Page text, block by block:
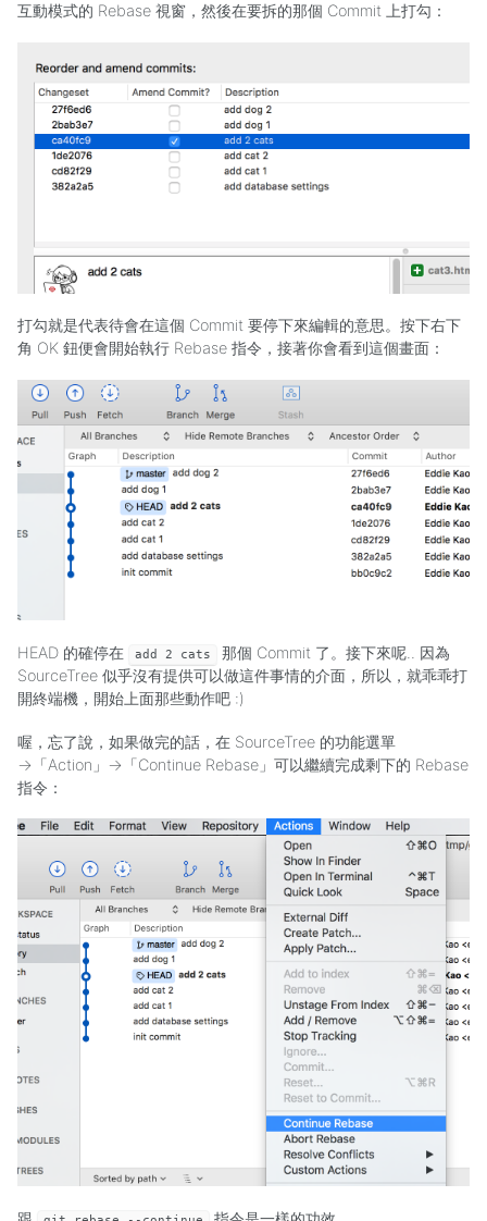
互動模式的 Rebase 視窗，然後在要拆的那個 Commit 上打勾：
打勾就是代表待會在這個 Commit 要停下來編輯的意思。按下右下
角 OK 鈕便會開始執行 Rebase 指令，接著你會看到這個畫面：
HEAD 的確停在 add 2 cats
那個 Commit 了。接下來呢.. 因為
SourceTree 似乎沒有提供可以做這件事情的介面，所以，就乖乖打
開終端機，開始上面那些動作吧 :)
喔，忘了說，如果做完的話，在 SourceTree 的功能選單
→「Action」→「Continue Rebase」可以繼續完成剩下的 Rebase
指令：